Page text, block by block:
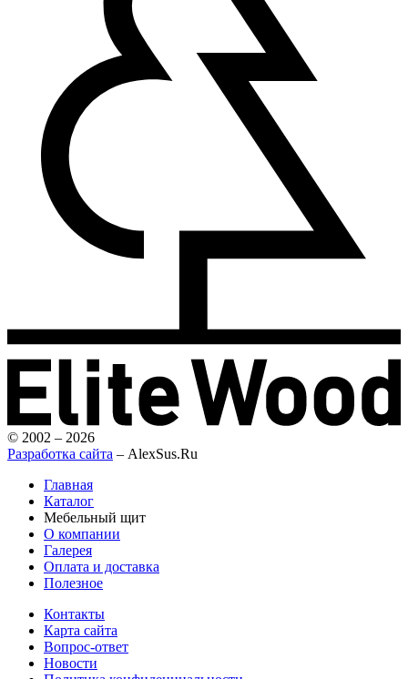
© 2002 – 2026
Разработка сайта – AlexSus.Ru
Главная
Каталог
Мебельный щит
О компании
Галерея
Оплата и доставка
Полезное
Контакты
Карта сайта
Вопрос-ответ
Новости